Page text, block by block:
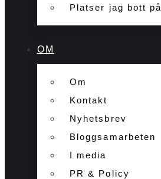
Platser jag bott på
OM
Om
Kontakt
Nyhetsbrev
Bloggsamarbeten
I media
PR & Policy